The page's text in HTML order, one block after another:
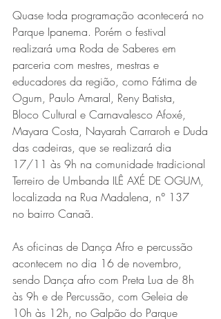
Quase toda programação acontecerá no
Parque Ipanema. Porém o festival
realizará uma Roda de Saberes em
parceria com mestres, mestras e
educadores da região, como Fátima de
Ogum, Paulo Amaral, Reny Batista,
Bloco Cultural e Carnavalesco Afoxé,
Mayara Costa, Nayarah Carraroh e Duda
das cadeiras, que se realizará dia
17/11 às 9h na comunidade tradicional
Terreiro de Umbanda ILÊ AXÉ DE OGUM,
localizada na Rua Madalena, n° 137
no bairro Canaã.
As oficinas de Dança Afro e percussão
acontecem no dia 16 de novembro,
sendo Dança afro com Preta Lua de 8h
às 9h e de Percussão, com Geleia de
10h às 12h, no Galpão do Parque